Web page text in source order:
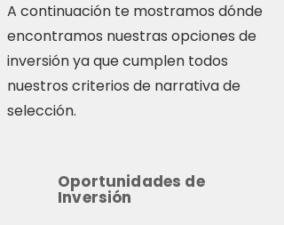
A continuación te mostramos dónde
encontramos nuestras opciones de
inversión ya que cumplen todos
nuestros criterios de narrativa de
selección.
Oportunidades de
Inversión